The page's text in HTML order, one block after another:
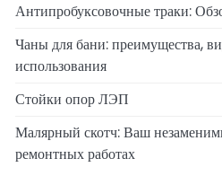
Антипробуксовочные траки:
Чаны для бани: преимущества,
использования
Стойки опор ЛЭП
Малярный скотч: Ваш
ремонтных работах